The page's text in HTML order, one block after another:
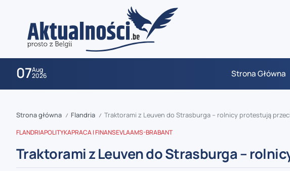
07Aug
2026 Strona Główna
Strona główna / Flandria / Traktorami z Leuven do Strasburga – rolnicy protestują
FLANDRIAPOLITYKAPRACA I FINANSEVLAAMS-BRABANT
Traktorami z Leuven do Strasburga –